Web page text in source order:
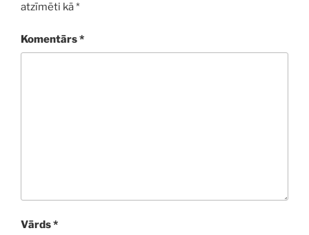
atzīmēti kā*
Komentārs*
Vārds*